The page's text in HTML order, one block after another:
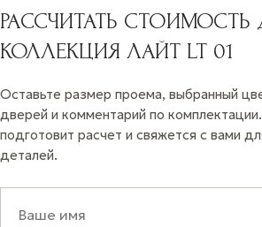
РАССЧИТАТЬ СТОИМОСТЬ
КОЛЛЕКЦИЯ ЛАЙТ LT 01
Оставьте размер проема, выбранный
дверей и комментарий по
подготовит расчет и свяжется с вами
деталей.